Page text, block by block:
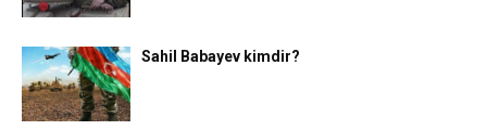
Sahil Babayev kimdir?